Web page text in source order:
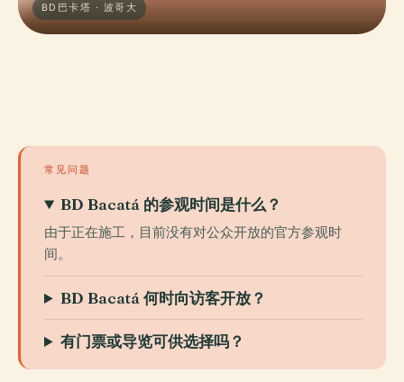
BD巴卡塔 · 波哥大
常见问题
BD Bacatá 的参观时间是什么？
由于正在施工，目前没有对公众开放的官方参观时
间。
BD Bacatá 何时向访客开放？
有门票或导览可供选择吗？